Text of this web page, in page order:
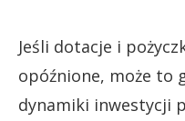
Jeśli dotacje i
opóźnione, może to
dynamiki inwestycji